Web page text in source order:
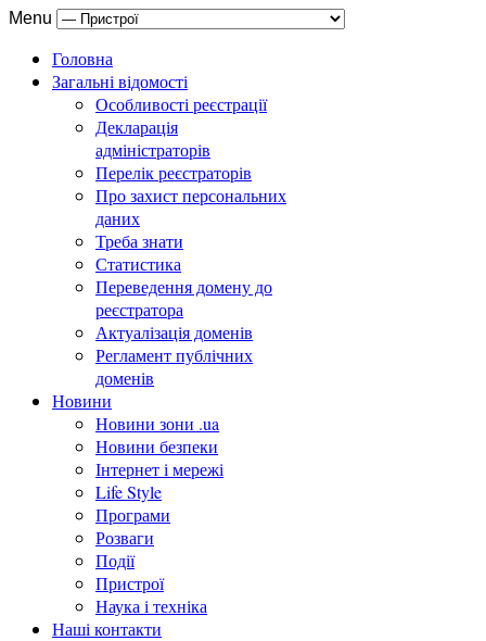
Menu
Головна
Загальні відомості
Особливості реєстрації
Декларація
адміністраторів
Перелік реєстраторів
Про захист персональних
даних
Треба знати
Статистика
Переведення домену до
реєстратора
Актуалізація доменів
Регламент публічних
доменів
Новини
Новини зони .ua
Новини безпеки
Інтернет і мережі
Life Style
Програми
Розваги
Події
Пристрої
Наука і техніка
Наші контакти